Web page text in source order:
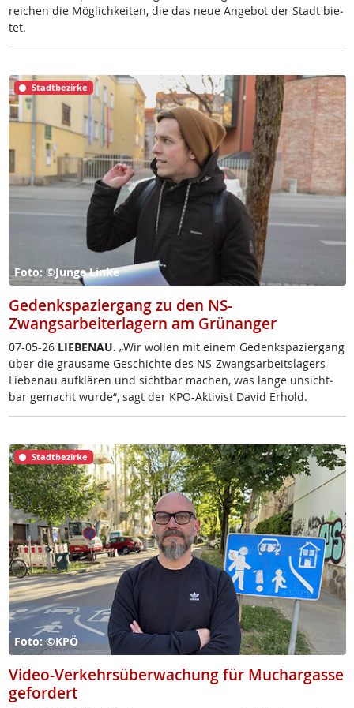
rei­chen die Mög­lich­kei­ten, die das neue An­ge­bot der Stadt bie­
tet.
Stadtbezirke
Foto: ©Junge Linke
Gedenkspaziergang zu den NS-
Zwangsarbeiterlagern am Grünanger
07-05-26 LIE­BENAU. „Wir wol­len mit ei­nem Ge­denk­spa­zier­gang
über die grau­sa­me Ge­schich­te des NS-Zwangs­ar­beits­la­gers
Lie­benau auf­klä­ren und sicht­bar ma­chen, was lan­ge un­sicht­
bar ge­macht wur­de“, sagt der KPÖ-Ak­ti­vist Da­vid Er­hold.
Stadtbezirke
Foto: ©KPÖ
Video-Verkehrsüberwachung für Muchargasse
gefordert